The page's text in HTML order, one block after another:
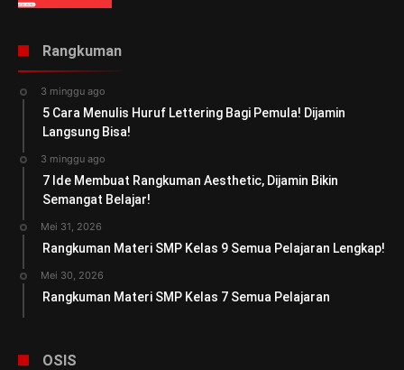
Rangkuman
3 minggu ago
5 Cara Menulis Huruf Lettering Bagi Pemula! Dijamin
Langsung Bisa!
3 minggu ago
7 Ide Membuat Rangkuman Aesthetic, Dijamin Bikin
Semangat Belajar!
Mei 31, 2026
Rangkuman Materi SMP Kelas 9 Semua Pelajaran Lengkap!
Mei 30, 2026
Rangkuman Materi SMP Kelas 7 Semua Pelajaran
OSIS